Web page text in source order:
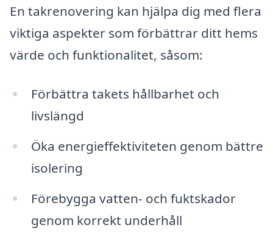
En takrenovering kan hjälpa dig med flera
viktiga aspekter som förbättrar ditt hems
värde och funktionalitet, såsom:
Förbättra takets hållbarhet och
livslängd
Öka energieffektiviteten genom bättre
isolering
Förebygga vatten- och fuktskador
genom korrekt underhåll